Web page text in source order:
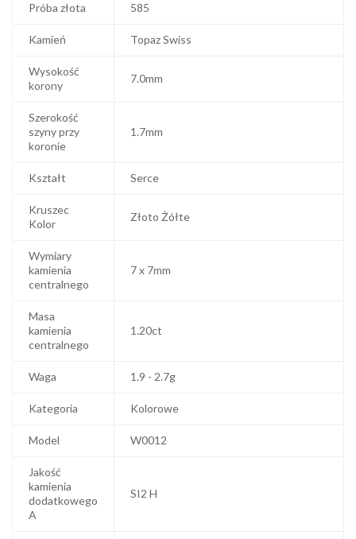
Próba złota 585
Kamień Topaz Swiss
Wysokość
korony
7.0mm
Szerokość
szyny przy
koronie
1.7mm
Kształt Serce
Kruszec
Kolor
Złoto Żółte
Wymiary
kamienia
centralnego
7 x 7mm
Masa
kamienia
centralnego
1.20ct
Waga 1.9 - 2.7g
Kategoria Kolorowe
Model W0012
Jakość
kamienia
dodatkowego
A
SI2 H